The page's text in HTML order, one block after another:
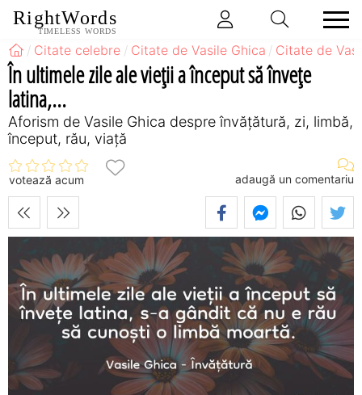
RightWords
TIMELESS WORDS
Citate celebre Citate de Vasile Ghica Citate de
În ultimele zile ale vieții a început să învețe
latina,...
Aforism de Vasile Ghica despre învățătură, zi, limbă,
început, rău, viață
votează acum adaugă un comentariu